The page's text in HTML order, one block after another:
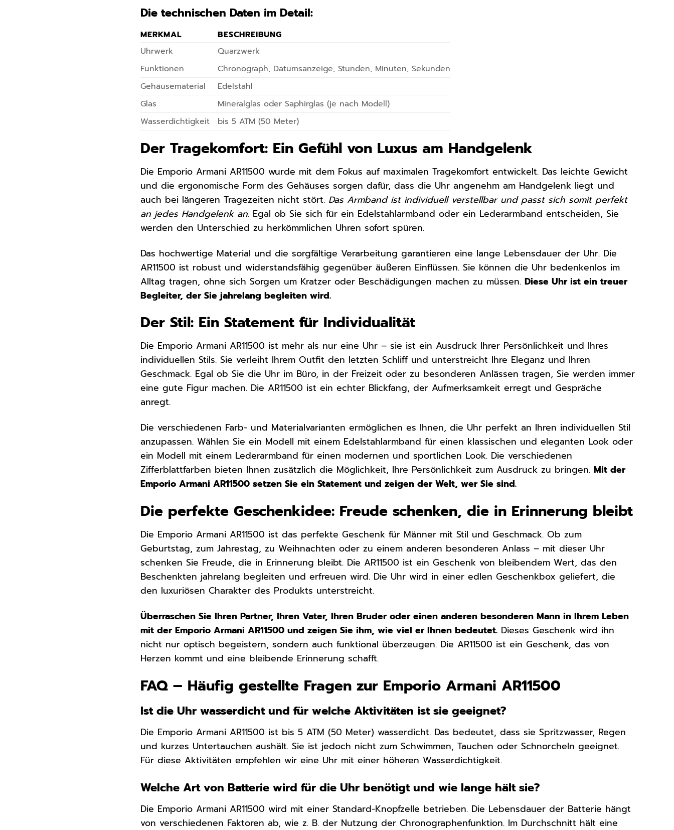
Die technischen Daten im Detail:
MERKMAL
BESCHREIBUNG
Uhrwerk
Quarzwerk
Funktionen
Chronograph, Datumsanzeige, Stunden, Minuten, Sekunden
Gehäusematerial
Edelstahl
Glas
Mineralglas oder Saphirglas (je nach Modell)
Wasserdichtigkeit
bis 5 ATM (50 Meter)
Der Tragekomfort: Ein Gefühl von Luxus am Handgelenk
Die Emporio Armani AR11500 wurde mit dem Fokus auf maximalen Tragekomfort entwickelt. Das leichte Gewicht
und die ergonomische Form des Gehäuses sorgen dafür, dass die Uhr angenehm am Handgelenk liegt und
auch bei längeren Tragezeiten nicht stört. Das Armband ist individuell verstellbar und passt sich somit perfekt
an jedes Handgelenk an. Egal ob Sie sich für ein Edelstahlarmband oder ein Lederarmband entscheiden, Sie
werden den Unterschied zu herkömmlichen Uhren sofort spüren.
Das hochwertige Material und die sorgfältige Verarbeitung garantieren eine lange Lebensdauer der Uhr. Die
AR11500 ist robust und widerstandsfähig gegenüber äußeren Einflüssen. Sie können die Uhr bedenkenlos im
Alltag tragen, ohne sich Sorgen um Kratzer oder Beschädigungen machen zu müssen.Diese Uhr ist ein treuer
Begleiter, der Sie jahrelang begleiten wird.
Der Stil: Ein Statement für Individualität
Die Emporio Armani AR11500 ist mehr als nur eine Uhr – sie ist ein Ausdruck Ihrer Persönlichkeit und Ihres
individuellen Stils. Sie verleiht Ihrem Outfit den letzten Schliff und unterstreicht Ihre Eleganz und Ihren
Geschmack. Egal ob Sie die Uhr im Büro, in der Freizeit oder zu besonderen Anlässen tragen, Sie werden immer
eine gute Figur machen. Die AR11500 ist ein echter Blickfang, der Aufmerksamkeit erregt und Gespräche
anregt.
Die verschiedenen Farb- und Materialvarianten ermöglichen es Ihnen, die Uhr perfekt an Ihren individuellen Stil
anzupassen. Wählen Sie ein Modell mit einem Edelstahlarmband für einen klassischen und eleganten Look oder
ein Modell mit einem Lederarmband für einen modernen und sportlichen Look. Die verschiedenen
Zifferblattfarben bieten Ihnen zusätzlich die Möglichkeit, Ihre Persönlichkeit zum Ausdruck zu bringen.Mit der
Emporio Armani AR11500 setzen Sie ein Statement und zeigen der Welt, wer Sie sind.
Die perfekte Geschenkidee: Freude schenken, die in Erinnerung bleibt
Die Emporio Armani AR11500 ist das perfekte Geschenk für Männer mit Stil und Geschmack. Ob zum
Geburtstag, zum Jahrestag, zu Weihnachten oder zu einem anderen besonderen Anlass – mit dieser Uhr
schenken Sie Freude, die in Erinnerung bleibt. Die AR11500 ist ein Geschenk von bleibendem Wert, das den
Beschenkten jahrelang begleiten und erfreuen wird. Die Uhr wird in einer edlen Geschenkbox geliefert, die
den luxuriösen Charakter des Produkts unterstreicht.
Überraschen Sie Ihren Partner, Ihren Vater, Ihren Bruder oder einen anderen besonderen Mann in Ihrem Leben
mit der Emporio Armani AR11500 und zeigen Sie ihm, wie viel er Ihnen bedeutet. Dieses Geschenk wird ihn
nicht nur optisch begeistern, sondern auch funktional überzeugen. Die AR11500 ist ein Geschenk, das von
Herzen kommt und eine bleibende Erinnerung schafft.
FAQ – Häufig gestellte Fragen zur Emporio Armani AR11500
Ist die Uhr wasserdicht und für welche Aktivitäten ist sie geeignet?
Die Emporio Armani AR11500 ist bis 5 ATM (50 Meter) wasserdicht. Das bedeutet, dass sie Spritzwasser, Regen
und kurzes Untertauchen aushält. Sie ist jedoch nicht zum Schwimmen, Tauchen oder Schnorcheln geeignet.
Für diese Aktivitäten empfehlen wir eine Uhr mit einer höheren Wasserdichtigkeit.
Welche Art von Batterie wird für die Uhr benötigt und wie lange hält sie?
Die Emporio Armani AR11500 wird mit einer Standard-Knopfzelle betrieben. Die Lebensdauer der Batterie hängt
von verschiedenen Faktoren ab, wie z. B. der Nutzung der Chronographenfunktion. Im Durchschnitt hält eine